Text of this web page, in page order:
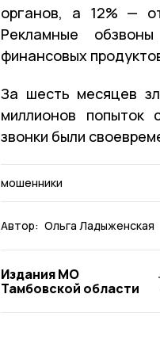
органов, а 12% —
Рекламные
финансовых
За шесть месяцев
миллионов попыток
звонки были
мошенники
Автор: Ольга Ладыженская
Издания МО
Тамбовской области